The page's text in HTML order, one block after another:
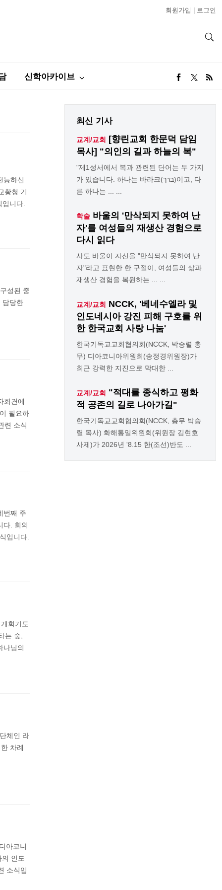
회원가입 로그인
신학아카이브
능하신
황청 기
니다.
성된 중
담당한
회견에
필요하
련 소식
번째 주
다. 회의
입니다.
회기도
는 숲,
나님의
체인 라
차례
아코니
인도
소식입
최신 기사
교계/교회
[향린교회 한문덕 담임
목사] "의인의 길과 하늘의 복"
"제1성서에서 복과 관련된 단어는 두 가지
가 있습니다. 하나는 바라크(ברך)이고, 다
른 하나는 ... ...
학술 바울의 '만삭되지 못하여 난
자'를 여성들의 재생산 경험으로
다시 읽다
사도 바울이 자신을 "만삭되지 못하여 난
자"라고 표현한 한 구절이, 여성들의 삶과
재생산 경험을 복원하는 ... ...
교계/교회 NCCK, '베네수엘라 및
인도네시아 강진 피해 구호를 위
한 한국교회 사랑 나눔'
한국기독교교회협의회(NCCK, 박승렬 총
무) 디아코니아위원회(송정경위원장)가
최근 강력한 지진으로 막대한 ...
교계/교회 "적대를 종식하고 평화
적 공존의 길로 나아가길"
한국기독교교회협의회(NCCK, 총무 박승
렬 목사) 화해통일위원회(위원장 김현호
사제)가 2026년 '8.15 한(조선)반도 ...